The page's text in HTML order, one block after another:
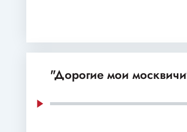
"Дорогие мои